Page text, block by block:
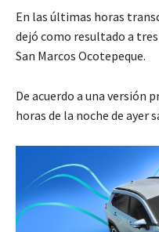
En las últimas horas
dejó como resultado a
San Marcos Ocotepeque.
De acuerdo a una versión
horas de la noche de ayer